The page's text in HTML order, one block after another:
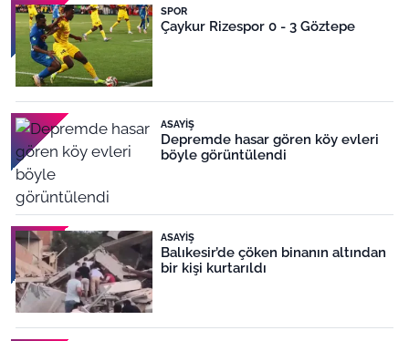
SPOR
Çaykur Rizespor 0 - 3 Göztepe
ASAYIŞ
Depremde hasar gören köy evleri
böyle görüntülendi
ASAYIŞ
Balıkesir’de çöken binanın altından
bir kişi kurtarıldı